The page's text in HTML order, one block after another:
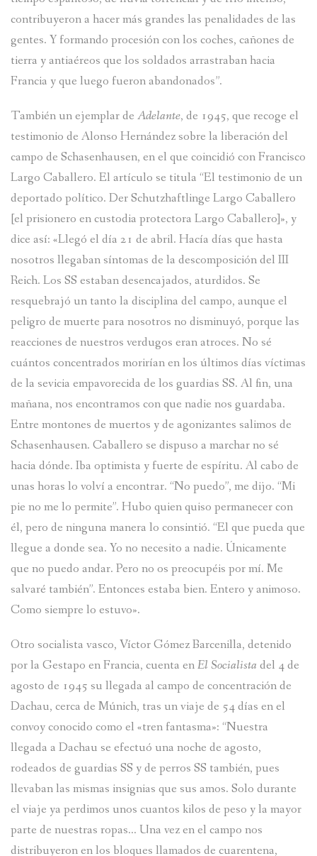
contribuyeron a hacer más grandes las penalidades de las
gentes. Y formando procesión con los coches, cañones de
tierra y antiaéreos que los soldados arrastraban hacia
Francia y que luego fueron abandonados”.
También un ejemplar de Adelante, de 1945, que recoge el
testimonio de Alonso Hernández sobre la liberación del
campo de Schasenhausen, en el que coincidió con Francisco
Largo Caballero. El artículo se titula “El testimonio de un
deportado político. Der Schutzhaftlinge Largo Caballero
[el prisionero en custodia protectora Largo Caballero]», y
dice así: «Llegó el día 21 de abril. Hacía días que hasta
nosotros llegaban síntomas de la descomposición del III
Reich. Los SS estaban desencajados, aturdidos. Se
resquebrajó un tanto la disciplina del campo, aunque el
peligro de muerte para nosotros no disminuyó, porque las
reacciones de nuestros verdugos eran atroces. No sé
cuántos concentrados morirían en los últimos días víctimas
de la sevicia empavorecida de los guardias SS. Al fin, una
mañana, nos encontramos con que nadie nos guardaba.
Entre montones de muertos y de agonizantes salimos de
Schasenhausen. Caballero se dispuso a marchar no sé
hacia dónde. Iba optimista y fuerte de espíritu. Al cabo de
unas horas lo volví a encontrar. “No puedo”, me dijo. “Mi
pie no me lo permite”. Hubo quien quiso permanecer con
él, pero de ninguna manera lo consintió. “El que pueda que
llegue a donde sea. Yo no necesito a nadie. Únicamente
que no puedo andar. Pero no os preocupéis por mí. Me
salvaré también”. Entonces estaba bien. Entero y animoso.
Como siempre lo estuvo».
Otro socialista vasco, Víctor Gómez Barcenilla, detenido
por la Gestapo en Francia, cuenta enEl Socialista del 4 de
agosto de 1945 su llegada al campo de concentración de
Dachau, cerca de Múnich, tras un viaje de 54 días en el
convoy conocido como el «tren fantasma»: “Nuestra
llegada a Dachau se efectuó una noche de agosto,
rodeados de guardias SS y de perros SS también, pues
llevaban las mismas insignias que sus amos. Solo durante
el viaje ya perdimos unos cuantos kilos de peso y la mayor
parte de nuestras ropas… Una vez en el campo nos
distribuyeron en los bloques llamados de cuarentena,